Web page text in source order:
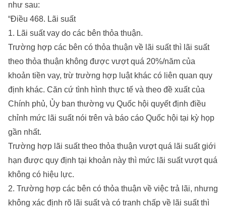
như sau:
“Điều 468. Lãi suất
1. Lãi suất vay do các bên thỏa thuận.
Trường hợp các bên có thỏa thuận về lãi suất thì lãi suất
theo thỏa thuận không được vượt quá 20%/năm của
khoản tiền vay, trừ trường hợp luật khác có liên quan quy
định khác. Căn cứ tình hình thực tế và theo đề xuất của
Chính phủ, Ủy ban thường vụ Quốc hội quyết định điều
chỉnh mức lãi suất nói trên và báo cáo Quốc hội tại kỳ họp
gần nhất.
Trường hợp lãi suất theo thỏa thuận vượt quá lãi suất giới
hạn được quy định tại khoản này thì mức lãi suất vượt quá
không có hiệu lực.
2. Trường hợp các bên có thỏa thuận về việc trả lãi, nhưng
không xác định rõ lãi suất và có tranh chấp về lãi suất thì